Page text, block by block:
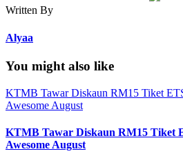
Written By
Alyaa
You might also like
KTMB Tawar Diskaun RM15 Tiket
Awesome August
KTMB Tawar Diskaun RM15 Tiket
Awesome August